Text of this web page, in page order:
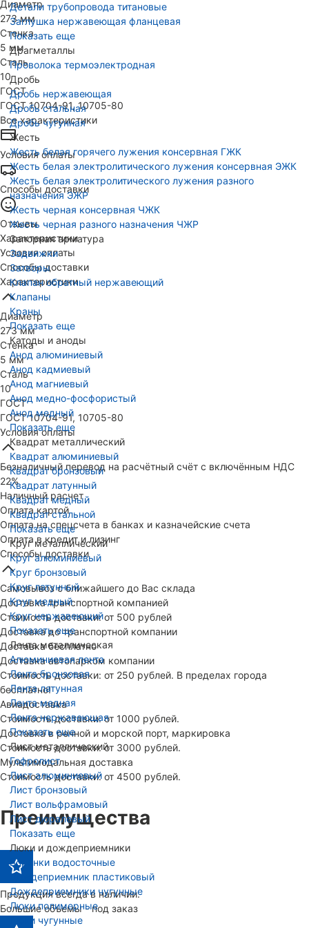
Детали трубопровода титановые
Заглушка нержавеющая фланцевая
Показать еще
Драгметаллы
Проволока термоэлектродная
Дробь
Дробь нержавеющая
Дробь стальная
Дробь чугунная
Жесть
Жесть белая горячего лужения консервная ГЖК
Жесть белая электролитического лужения консервная ЭЖК
Жесть белая электролитического лужения разного
назначения ЭЖР
Жесть черная консервная ЧЖК
Жесть черная разного назначения ЧЖР
Запорная арматура
Задвижки
Затворы
Клапан обратный нержавеющий
Клапаны
Краны
Показать еще
Катоды и аноды
Анод алюминиевый
Анод кадмиевый
Анод магниевый
Анод медно-фосфористый
Анод медный
Показать еще
Квадрат металлический
Квадрат алюминиевый
Квадрат бронзовый
Квадрат латунный
Квадрат медный
Квадрат стальной
Показать еще
Круг металлический
Круг алюминиевый
Круг бронзовый
Круг латунный
Круг медный
Круг нержавеющий
Показать еще
Лента металлическая
Алюминиевая лента
Лента бронзовая
Лента латунная
Лента медная
Лента нержавеющая
Показать еще
Лист металлический
Гофролист
Лист алюминиевый
Лист бронзовый
Лист вольфрамовый
Лист дюралевый
Показать еще
Люки и дождеприемники
Воронки водосточные
Дождеприемник пластиковый
Дождеприемники чугунные
Люки полимерные
Люки чугунные
Диаметр
273 мм
Стенка
5 мм
Сталь
10
ГОСТ
ГОСТ 10704-91, 10705-80
Все характеристики
Условия оплаты
Способы доставки
Отзывы
Характеристики
Условия оплаты
Способы доставки
Характеристики
Диаметр
273 мм
Стенка
5 мм
Сталь
10
ГОСТ
ГОСТ 10704-91, 10705-80
Условия оплаты
Безналичный перевод на расчётный счёт с включённым НДС
22%
Наличный расчет
Оплата картой
Оплата на спецсчета в банках и казначейские счета
Оплата в кредит и лизинг
Способы доставки
Самовывоз с ближайшего до Вас склада
Доставка транспортной компанией
Стоимость доставки: от 500 рублей
Доставка до транспортной компании
Доставка бесплатно
Доставка автопарком компании
Стоимость доставки: от 250 рублей. В пределах города
бесплатно!
Авиадоставка
Стоимость доставки: от 1000 рублей.
Доставка в речной и морской порт, маркировка
Стоимость доставки: от 3000 рублей.
Мультимодальная доставка
Стоимость доставки: от 4500 рублей.
Преимущества
Продукция всегда в наличии.
Большие объемы - под заказ